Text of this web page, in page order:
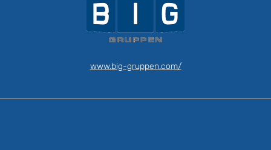
www.big-gruppen.com/